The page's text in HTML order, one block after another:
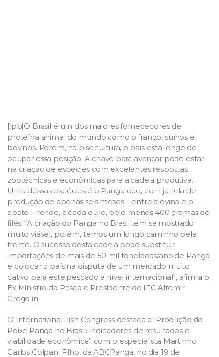
[:pb]O Brasil é um dos maiores fornecedores de
proteína animal do mundo como o frango, suínos e
bovinos. Porém, na piscicultura, o país está longe de
ocupar essa posição. A chave para avançar pode estar
na criação de espécies com excelentes respostas
zootécnicas e econômicas para a cadeia produtiva.
Uma dessas espécies é o Panga que, com janela de
produção de apenas seis meses – entre alevino e o
abate – rende, a cada quilo, pelo menos 400 gramas de
filés. “A criação do Panga no Brasil tem se mostrado
muito viável, porém, temos um longo caminho pela
frente. O sucesso desta cadeia pode substituir
importações de mais de 50 mil toneladas/ano de Panga
e colocar o país na disputa de um mercado muito
cativo para este pescado a nível internacional”, afirma o
Ex Ministro da Pesca e Presidente do IFC Altemir
Gregolin.
O International Fish Congress destaca a “Produção do
Peixe Panga no Brasil: Indicadores de resultados e
viabilidade econômica” com o especialista Martinho
Carlos Colpani Filho, da ABCPanga, no dia 19 de